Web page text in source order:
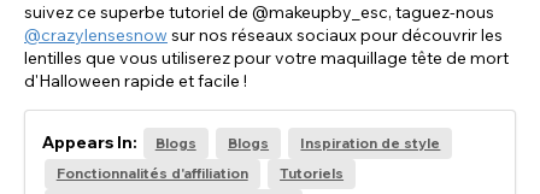
suivez ce superbe tutoriel de @makeupby_esc, taguez-nous
@crazylensesnow sur nos réseaux sociaux pour découvrir les
lentilles que vous utiliserez pour votre maquillage tête de mort
d'Halloween rapide et facile !
Appears In: Blogs Blogs
Inspiration de style
Fonctionnalités d'affiliation
Tutoriels